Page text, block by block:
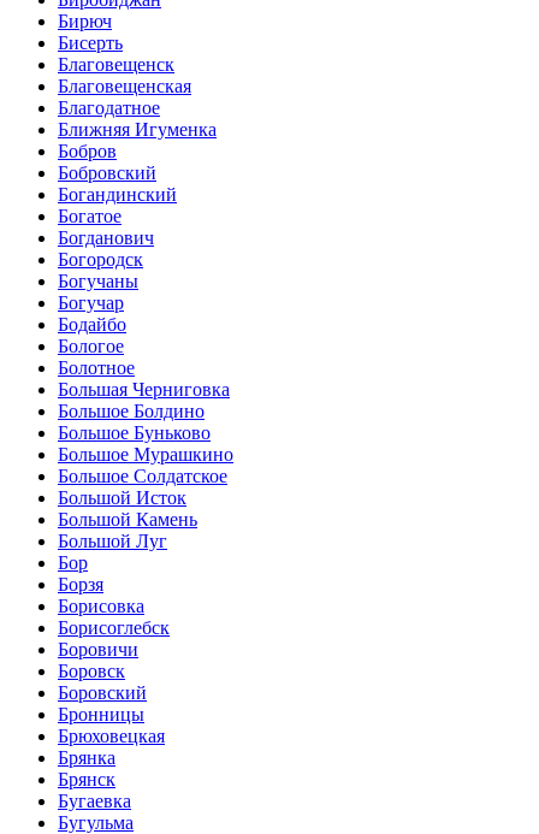
Бирюч
Бисерть
Благовещенск
Благовещенская
Благодатное
Ближняя Игуменка
Бобров
Бобровский
Богандинский
Богатое
Богданович
Богородск
Богучаны
Богучар
Бодайбо
Бологое
Болотное
Большая Черниговка
Большое Болдино
Большое Буньково
Большое Мурашкино
Большое Солдатское
Большой Исток
Большой Камень
Большой Луг
Бор
Борзя
Борисовка
Борисоглебск
Боровичи
Боровск
Боровский
Бронницы
Брюховецкая
Брянка
Брянск
Бугаевка
Бугульма